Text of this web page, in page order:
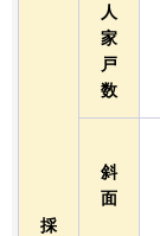
採
人
家
戸
数
斜
面